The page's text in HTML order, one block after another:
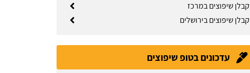
קבלן שיפוצים במרכז
קבלן שיפוצים בירושלים
עדכונים בטופ שיפוצים